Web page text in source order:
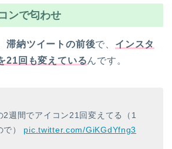
ンで匂わせ
滞納ツイートの前後で、 インスタ
21回も変えているんです。
2週間でアイコン21回変えてる（1
で） pic.twitter.com/GiKGdYfng3